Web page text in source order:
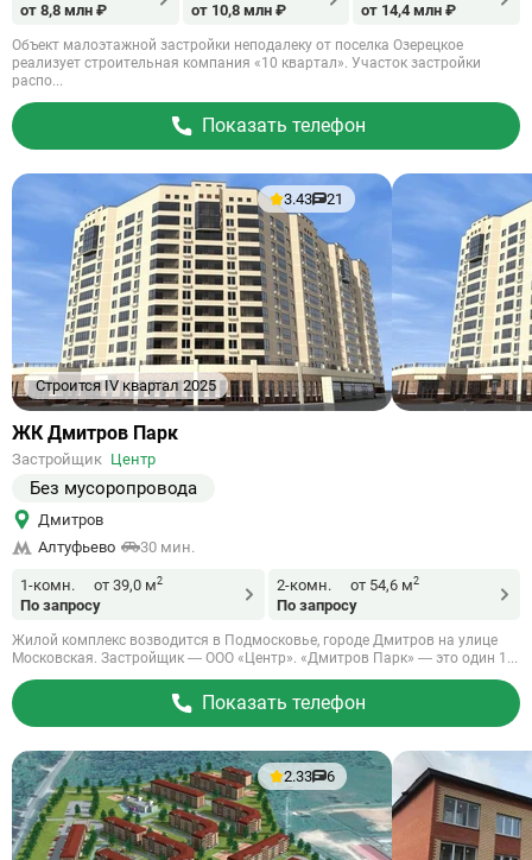
от 8,8 млн ₽ от 10,8 млн ₽ от 14,4 млн ₽
Объект малоэтажной застройки неподалеку от поселка Озерецкое
реализует строительная компания «10 квартал». Участок застройки
распо...
Показать телефон
Строится IV квартал 2025
3.43 21
Ссылка
объект
ЖК Дмитров Парк
Застройщик Центр
Без мусоропровода
Дмитров
Алтуфьево
30 мин.
1-комн. от 39,0 м2
По запросу
2-комн. от 54,6 м2
По запросу
Жилой комплекс возводится в Подмосковье, городе Дмитров на улице
Московская. Застройщик — ООО «Центр». «Дмитров Парк» — это один 1...
Показать телефон
2.33 6